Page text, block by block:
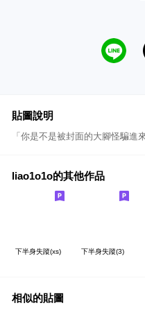
貼圖說明
「你是不是被封面的大腳怪騙進
liao1o1o的其他作品
下半身失蹤(xs) 下半身失蹤(3)
相似的貼圖